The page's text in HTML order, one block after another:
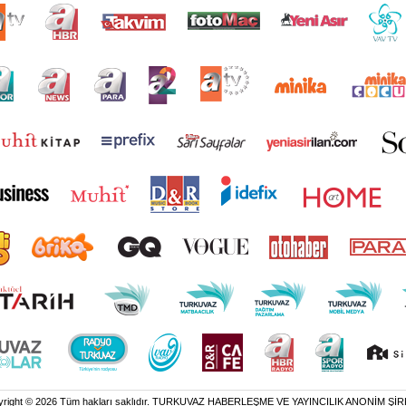
© 2026 Tüm hakları saklıdır. TURKUVAZ HABERLEŞME VE YAYINCILIK ANONİM